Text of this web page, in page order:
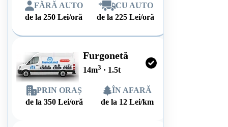
FĂRĂ AUTO
de la250 Lei/oră
*
CU AUTO
de la225 Lei/oră
Furgonetă
14m3 · 1.5t
PRIN ORAȘ
de la 350 Lei/oră
ÎN AFARĂ
de la 12 Lei/km